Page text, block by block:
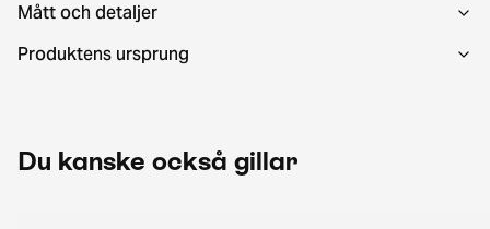
Mått och detaljer
Produktens ursprung
Du kanske också gillar